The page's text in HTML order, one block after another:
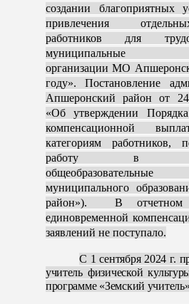
создании благоприятных
привлечения
работников для
муниципальные
организации МО
году». Постановление
Апшеронский район от
«Об утверждении Порядка
компенсационной
категориям работников,
работу в
муниципального
район»). В
единовременной
заявлений не поступало.
С 1 сентября 2024 г.
учитель физической
программе «Земский